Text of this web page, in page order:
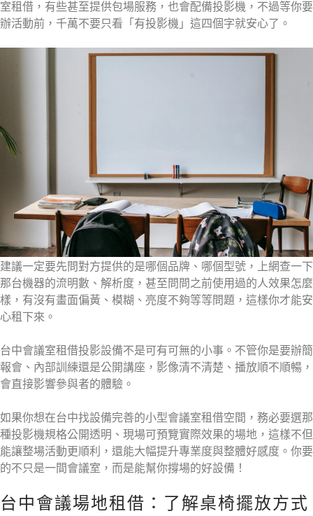
室租借，有些甚至提供包場服務，也會配備投影機，不過等你要
辦活動前，千萬不要只看「有投影機」這四個字就安心了。
建議一定要先問對方提供的是哪個品牌、哪個型號，上網查一下
那台機器的流明數、解析度，甚至問問之前使用過的人效果怎麼
樣，有沒有畫面偏黃、模糊、亮度不夠等等問題，這樣你才能安
心租下來。
台中會議室租借投影設備不是可有可無的小事。不管你是要辦簡
報會、內部訓練還是公開講座，影像清不清楚、播放順不順暢，
會直接影響參與者的體驗。
如果你想在台中找設備完善的小型會議室租借空間，務必要選那
種投影機規格公開透明、現場可預覽實際效果的場地，這樣不但
能讓整場活動更順利，還能大幅提升專業度與整體好感度。你要
的不只是一間會議室，而是能幫你撐場的好設備！
台中會議場地租借：了解桌椅擺放方式